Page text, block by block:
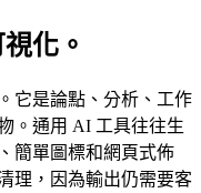
化。
它是論點、分析、工作
。通用 AI 工具往往生
簡單圖標和網頁式佈
理，因為輸出仍需要客